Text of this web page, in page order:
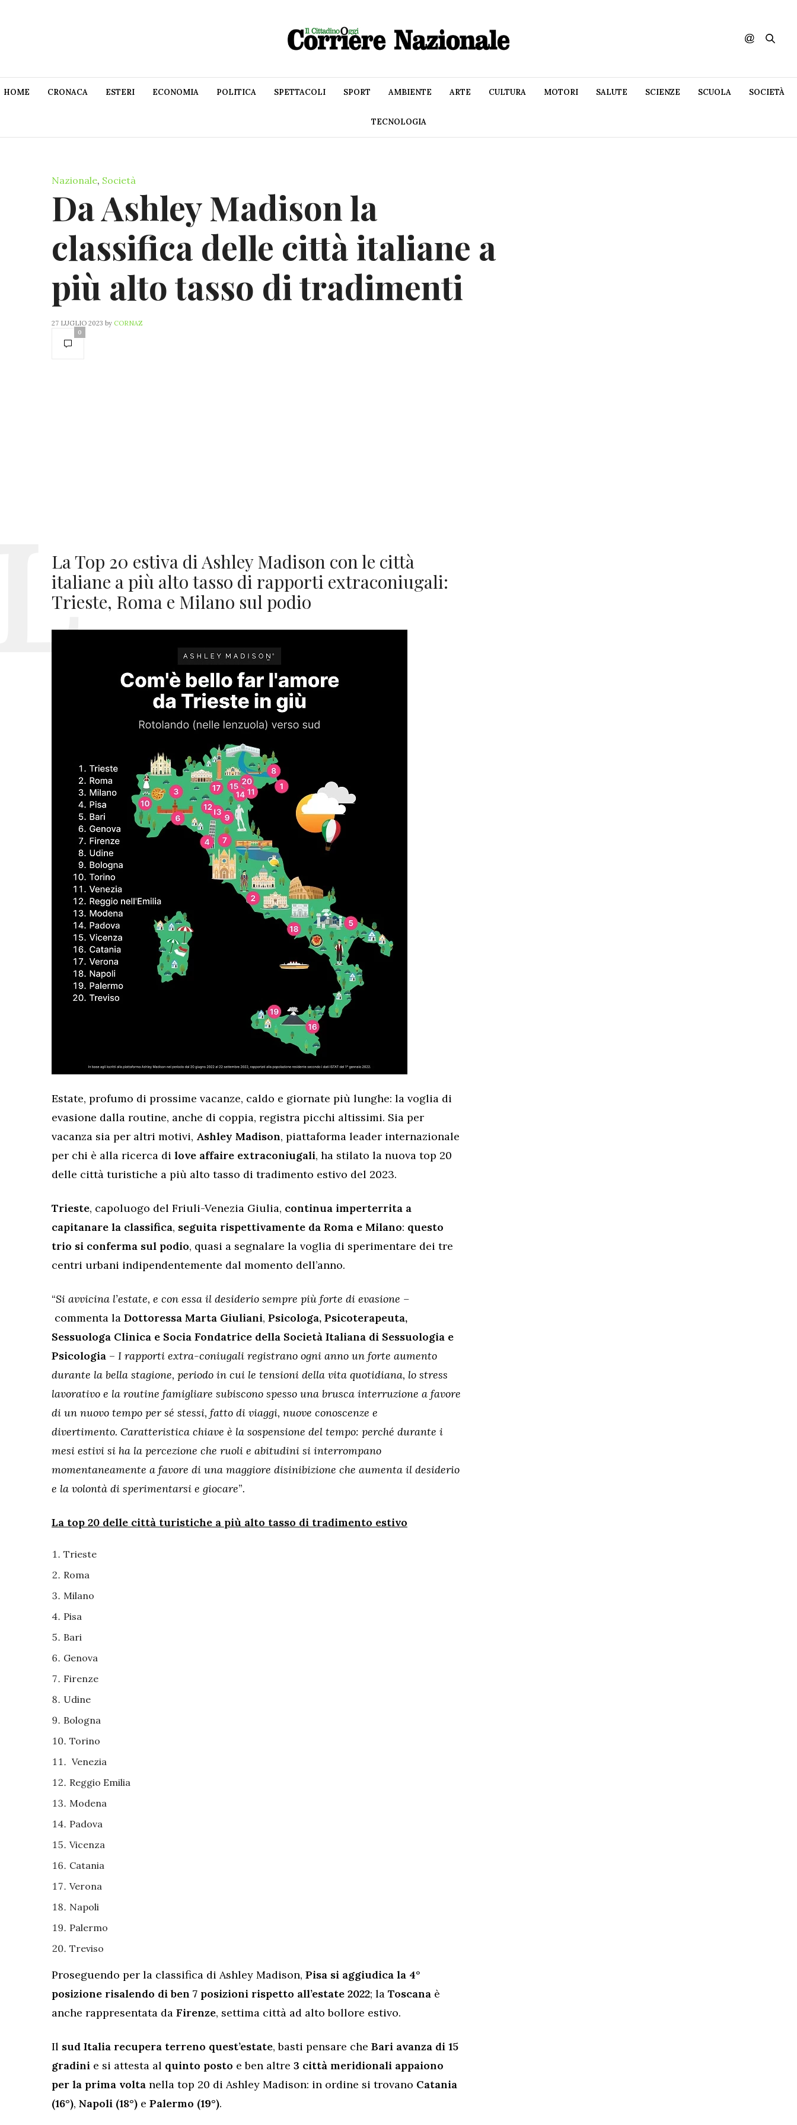
HOME CRONACA ESTERI ECONOMIA POLITICA SPETTACOLI SPORT AMBIENTE ARTE CULTURA MOTORI SALUTE SCIENZE SCUOLA SOCIETÀ
TECNOLOGIA
Nazionale, Società
Da Ashley Madison la
classifica delle città italiane a
più alto tasso di tradimenti
27 LUGLIO 2023 by CORNAZ
0
La Top 20 estiva di Ashley Madison con le città
italiane a più alto tasso di rapporti extraconiugali:
Trieste, Roma e Milano sul podio
Estate, profumo di prossime vacanze, caldo e giornate più lunghe: la voglia di
evasione dalla routine, anche di coppia, registra picchi altissimi. Sia per
vacanza sia per altri motivi, Ashley Madison, piattaforma leader internazionale
per chi è alla ricerca di love affaire extraconiugali, ha stilato la nuova top 20
delle città turistiche a più alto tasso di tradimento estivo del 2023.
Trieste, capoluogo del Friuli-Venezia Giulia, continua imperterrita a
capitanare la classifica, seguita rispettivamente da Roma e Milano: questo
trio si conferma sul podio, quasi a segnalare la voglia di sperimentare dei tre
centri urbani indipendentemente dal momento dell’anno.
“Si avvicina l’estate, e con essa il desiderio sempre più forte di evasione –
commenta la Dottoressa Marta Giuliani, Psicologa, Psicoterapeuta,
Sessuologa Clinica e Socia Fondatrice della Società Italiana di Sessuologia e
Psicologia – I rapporti extra-coniugali registrano ogni anno un forte aumento
durante la bella stagione, periodo in cui le tensioni della vita quotidiana, lo stress
lavorativo e la routine famigliare subiscono spesso una brusca interruzione a favore
di un nuovo tempo per sé stessi, fatto di viaggi, nuove conoscenze e
divertimento. Caratteristica chiave è la sospensione del tempo: perché durante i
mesi estivi si ha la percezione che ruoli e abitudini si interrompano
momentaneamente a favore di una maggiore disinibizione che aumenta il desiderio
e la volontà di sperimentarsi e giocare”.
La top 20 delle città turistiche a più alto tasso di tradimento estivo
Trieste
Roma
Milano
Pisa
Bari
Genova
Firenze
Udine
Bologna
Torino
Venezia
Reggio Emilia
Modena
Padova
Vicenza
Catania
Verona
Napoli
Palermo
Treviso
Proseguendo per la classifica di Ashley Madison, Pisa si aggiudica la 4°
posizione risalendo di ben 7 posizioni rispetto all’estate 2022; la Toscana è
anche rappresentata da Firenze, settima città ad alto bollore estivo.
Il sud Italia recupera terreno quest’estate, basti pensare che Bari avanza di 15
gradini e si attesta al quinto posto e ben altre 3 città meridionali appaiono
per la prima volta nella top 20 di Ashley Madison: in ordine si trovano Catania
(16°), Napoli (18°) e Palermo (19°).